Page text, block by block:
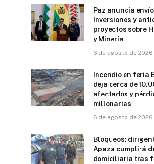
Paz anuncia
Inversiones y
proyectos sobre
y Minería
6 de agosto de 2026
Incendio en feria
deja cerca de
afectados y
millonarias
6 de agosto de 2026
Bloqueos:
Apaza cumplirá
domiciliaria tras